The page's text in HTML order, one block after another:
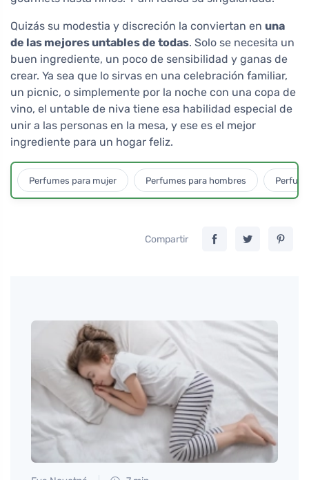
Quizás su modestia y discreción la conviertan en una
de las mejores untables de todas. Solo se necesita un
buen ingrediente, un poco de sensibilidad y ganas de
crear. Ya sea que lo sirvas en una celebración familiar,
un picnic, o simplemente por la noche con una copa de
vino, el untable de niva tiene esa habilidad especial de
unir a las personas en la mesa, y ese es el mejor
ingrediente para un hogar feliz.
Perfumes para mujer Perfumes para hombres
Compartir